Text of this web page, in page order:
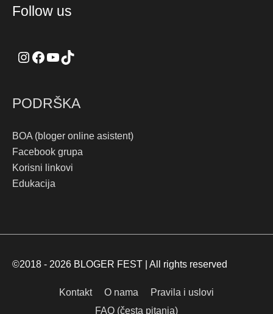
Follow us
PODRŠKA
BOA (bloger online asistent)
Facebook grupa
Korisni linkovi
Edukacija
©2018 - 2026 BLOGER FEST | All rights reserved
Kontakt O nama
Pravila i uslovi
FAQ (česta pitanja)